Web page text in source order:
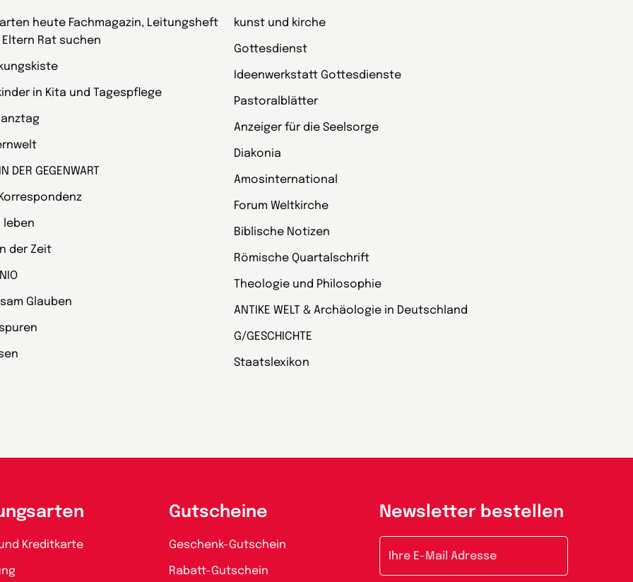
heute Fachmagazin, Leitungsheft
Eltern Rat suchen
in Kita und Tagespflege
DER GEGENWART
leben
der Zeit
Glauben
kunst und kirche
Gottesdienst
Ideenwerkstatt Gottesdienste
Pastoralblätter
Anzeiger für die Seelsorge
Diakonia
Amosinternational
Forum Weltkirche
Biblische Notizen
Römische Quartalschrift
Theologie und Philosophie
ANTIKE WELT & Archäologie in Deutschland
G/GESCHICHTE
Staatslexikon
Kreditkarte
Gutscheine
Geschenk-Gutschein
Rabatt-Gutschein
Newsletter bestellen